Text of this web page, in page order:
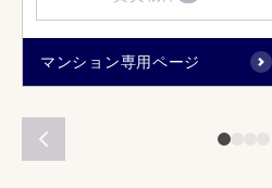
マンション専用ページ